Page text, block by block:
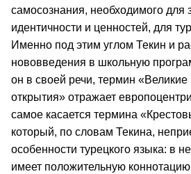
самосознания, необходимого для
идентичности и ценностей, для
Именно под этим углом Текин и
нововведения в школьную
он в своей речи, термин «Великие
открытия» отражает
самое касается термина
который, по словам Текина,
особенности турецкого языка: в
имеет положительную